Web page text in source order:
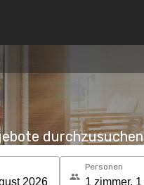
durchzusuchen
Personen